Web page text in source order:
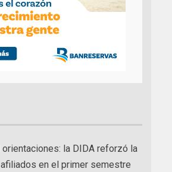
la DIDA reforzó la
en el primer semestre